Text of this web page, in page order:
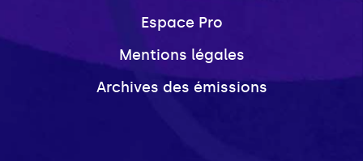
Espace Pro
Mentions légales
Archives des émissions